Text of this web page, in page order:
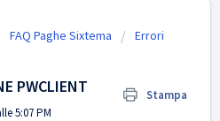
FAQ Paghe Sixtema
Errori
PWCLIENT
Stampa
5:07 PM